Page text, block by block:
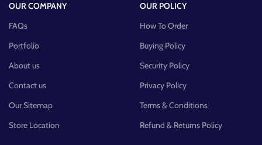
OUR COMPANY
FAQs
Portfolio
About us
Contact us
Our Sitemap
Store Location
OUR POLICY
How To Order
Buying Policy
Security Policy
Privacy Policy
Terms & Conditions
Refund & Returns Policy